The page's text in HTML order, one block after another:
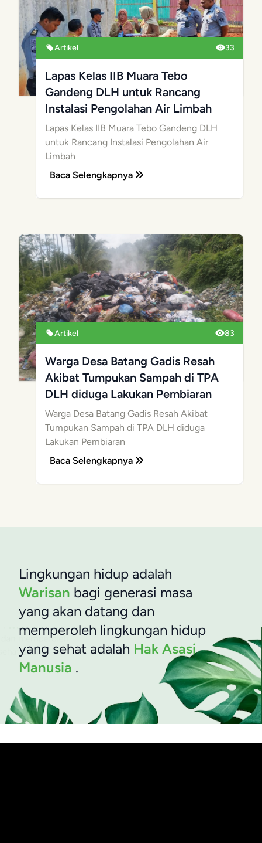
Artikel 33
Lapas Kelas IIB Muara Tebo
Gandeng DLH untuk Rancang
Instalasi Pengolahan Air Limbah
Lapas Kelas IIB Muara Tebo Gandeng DLH
untuk Rancang Instalasi Pengolahan Air
Limbah
Baca Selengkapnya
Artikel 83
Warga Desa Batang Gadis Resah
Akibat Tumpukan Sampah di TPA
DLH diduga Lakukan Pembiaran
Warga Desa Batang Gadis Resah Akibat
Tumpukan Sampah di TPA DLH diduga
Lakukan Pembiaran
Baca Selengkapnya
Lingkungan hidup adalah
Warisan bagi generasi masa
yang akan datang dan
memperoleh lingkungan hidup
yang sehat adalah Hak Asasi
Manusia .